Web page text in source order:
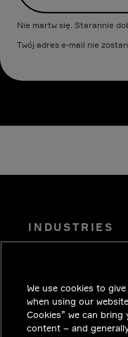
Nie martw się. Starannie
Twój adres e-mail nie
INDUSTRIES
PRACA
INWESTORZY
We use cookies to
when using our
Cookies” we can
content – and